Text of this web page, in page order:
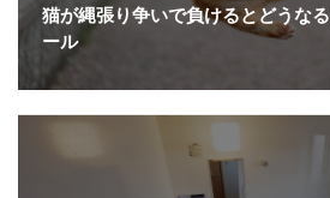
猫が縄張り争いで負けるとどうな
ール